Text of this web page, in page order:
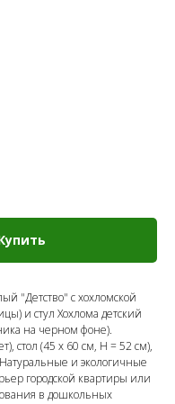
"Детство" с хохломской
и стул Хохлома детский
на черном фоне).
стол (45 х 60 см, Н = 52 см),
и экологичные
городской квартиры или
в дошкольных